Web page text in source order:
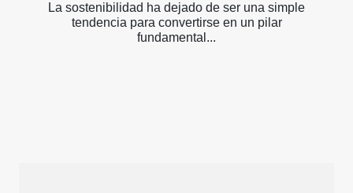
La sostenibilidad ha dejado de ser una simple
tendencia para convertirse en un pilar
fundamental...